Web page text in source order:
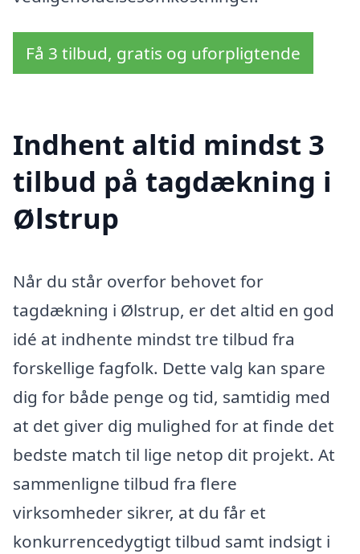
Få 3 tilbud, gratis og uforpligtende
Indhent altid mindst 3
tilbud på tagdækning i
Ølstrup
Når du står overfor behovet for
tagdækning i Ølstrup, er det altid en god
idé at indhente mindst tre tilbud fra
forskellige fagfolk. Dette valg kan spare
dig for både penge og tid, samtidig med
at det giver dig mulighed for at finde det
bedste match til lige netop dit projekt. At
sammenligne tilbud fra flere
virksomheder sikrer, at du får et
konkurrencedygtigt tilbud samt indsigt i